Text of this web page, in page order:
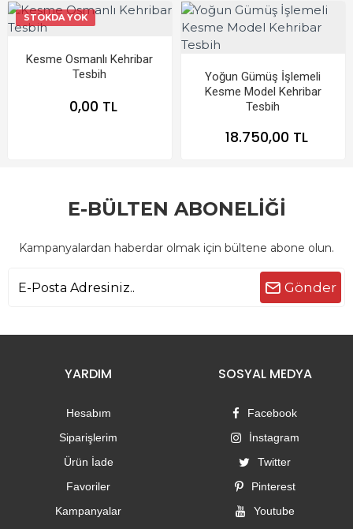
STOKDA YOK
Kesme Osmanlı Kehribar
Tesbih
0,00 TL
Yoğun Gümüş İşlemeli
Kesme Model Kehribar
Tesbih
18.750,00 TL
E-BÜLTEN ABONELİĞİ
Kampanyalardan haberdar olmak için bültene abone olun.
Gönder
YARDIM
Hesabım
Siparişlerim
Ürün İade
Favoriler
Kampanyalar
SOSYAL MEDYA
Facebook
İnstagram
Twitter
Pinterest
Youtube